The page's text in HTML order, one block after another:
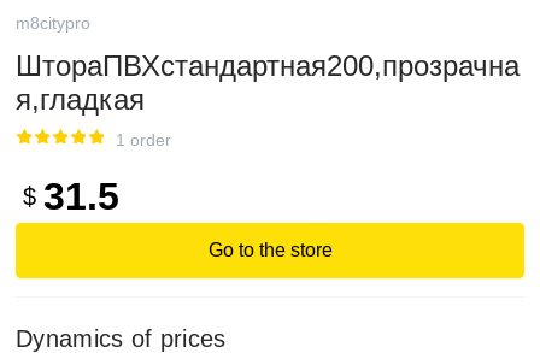
m8citypro
ШтораПВХстандартная200,прозрачна
я,гладкая
1 order
$ 31.5
Go to the store
Dynamics of prices